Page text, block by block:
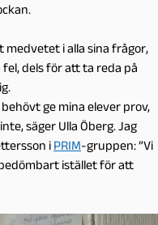
medvetet i alla sina frågor,
dels för att ta reda på
ge mina elever prov,
säger Ulla Öberg. Jag
i PRIM-gruppen: ”Vi
istället för att